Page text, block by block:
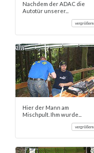
Nachdem der ADAC die
Autotür unserer...
vergrößern
Hier der Mann am
Mischpult. Ihm wurde...
vergrößern